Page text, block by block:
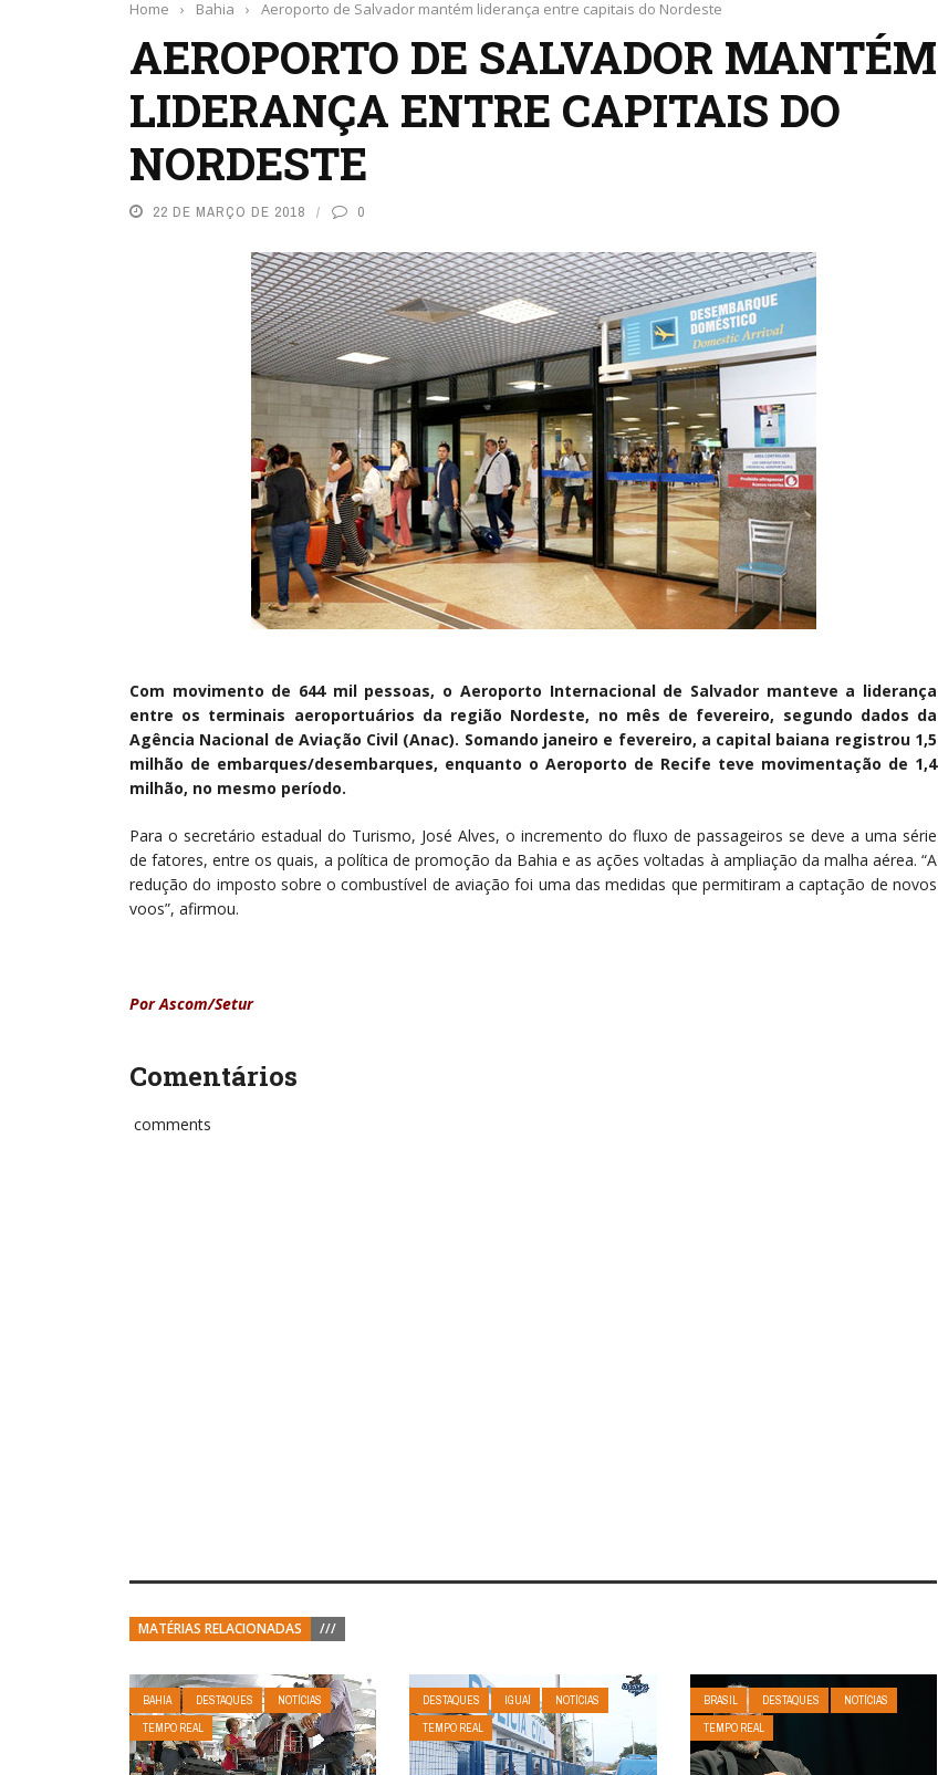
Home › Bahia › Aeroporto de Salvador mantém liderança entre capitais do Nordeste
AEROPORTO DE SALVADOR MANTÉM
LIDERANÇA ENTRE CAPITAIS DO
NORDESTE
22 DE MARÇO DE 2018 0
Com movimento de 644 mil pessoas, o Aeroporto Internacional de Salvador manteve a liderança
entre os terminais aeroportuários da região Nordeste, no mês de fevereiro, segundo dados da
Agência Nacional de Aviação Civil (Anac). Somando janeiro e fevereiro, a capital baiana registrou 1,5
milhão de embarques/desembarques, enquanto o Aeroporto de Recife teve movimentação de 1,4
milhão, no mesmo período.
Para o secretário estadual do Turismo, José Alves, o incremento do fluxo de passageiros se deve a uma série
de fatores, entre os quais, a política de promoção da Bahia e as ações voltadas à ampliação da malha aérea. “A
redução do imposto sobre o combustível de aviação foi uma das medidas que permitiram a captação de novos
voos”, afirmou.
Por Ascom/Setur
Comentários
comments
MATÉRIAS RELACIONADAS ///
BAHIA DESTAQUES
NOTÍCIAS
TEMPO REAL
DESTAQUES IGUAÍ
NOTÍCIAS
TEMPO REAL
BRASIL DESTAQUES
NOTÍCIAS
TEMPO REAL